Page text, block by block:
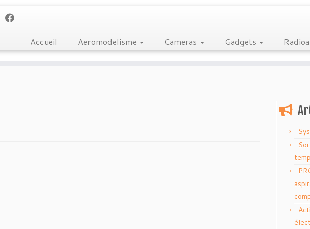
Accueil Aeromodelisme Cameras Gadgets